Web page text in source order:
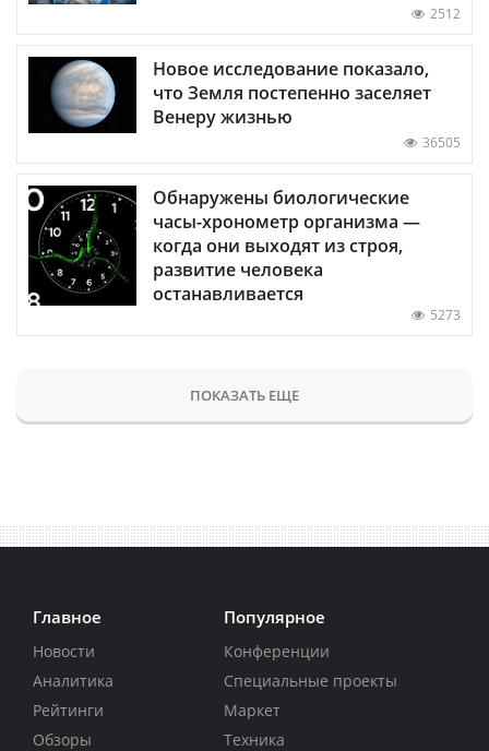
2512
Новое исследование показало,
что Земля постепенно заселяет
Венеру жизнью
36505
Обнаружены биологические
часы-хронометр организма —
когда они выходят из строя,
развитие человека
останавливается
5273
ПОКАЗАТЬ ЕЩЕ
Главное
Новости
Аналитика
Рейтинги
Обзоры
Популярное
Конференции
Специальные проекты
Маркет
Техника